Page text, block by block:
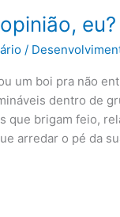
eu?
/
um boi pra não
dentro de
que brigam feio,
arredar o pé da